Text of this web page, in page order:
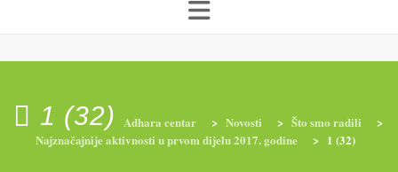
to
RADIONICE NUTRI-ORDINACIJA TRETMANI
1 (32) Adhara centar > Novosti > Što smo radili
>
Najznačajnije aktivnosti u prvom dijelu 2017. godine
> 1 (32)